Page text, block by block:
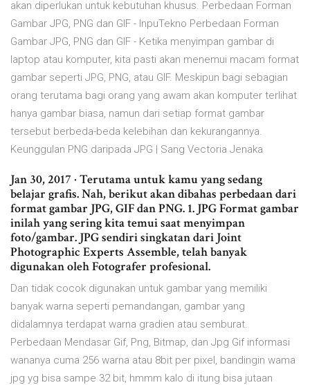
akan diperlukan untuk kebutuhan khusus. Perbedaan Forman
Gambar JPG, PNG dan GIF - InpuTekno Perbedaan Forman
Gambar JPG, PNG dan GIF - Ketika menyimpan gambar di
laptop atau komputer, kita pasti akan menemui macam format
gambar seperti JPG, PNG, atau GIF. Meskipun bagi sebagian
orang terutama bagi orang yang awam akan komputer terlihat
hanya gambar biasa, namun dari setiap format gambar
tersebut berbeda-beda kelebihan dan kekurangannya.
Keunggulan PNG daripada JPG | Sang Vectoria Jenaka
Jan 30, 2017 · Terutama untuk kamu yang sedang
belajar grafis. Nah, berikut akan dibahas perbedaan dari
format gambar JPG, GIF dan PNG. 1. JPG Format gambar
inilah yang sering kita temui saat menyimpan
foto/gambar. JPG sendiri singkatan dari Joint
Photographic Experts Assemble, telah banyak
digunakan oleh Fotografer profesional.
Dan tidak cocok digunakan untuk gambar yang memiliki
banyak warna seperti pemandangan, gambar yang
didalamnya terdapat warna gradien atau semburat.
Perbedaan Mendasar Gif, Png, Bitmap, dan Jpg Gif informasi
wananya cuma 256 warna atau 8bit per pixel, bandingin wama
jpg yg bisa sampe 32 bit, hmmm kalo di itung bisa jutaan